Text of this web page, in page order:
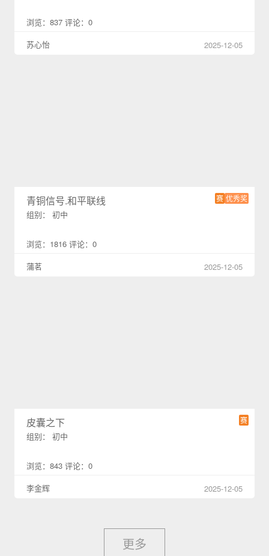
浏览：837 评论：0
苏心怡
2025-12-05
优秀奖
赛
青铜信号.和平联线
组别： 初中
浏览：1816 评论：0
蒲茗
2025-12-05
赛
皮囊之下
组别： 初中
浏览：843 评论：0
李金辉
2025-12-05
更多